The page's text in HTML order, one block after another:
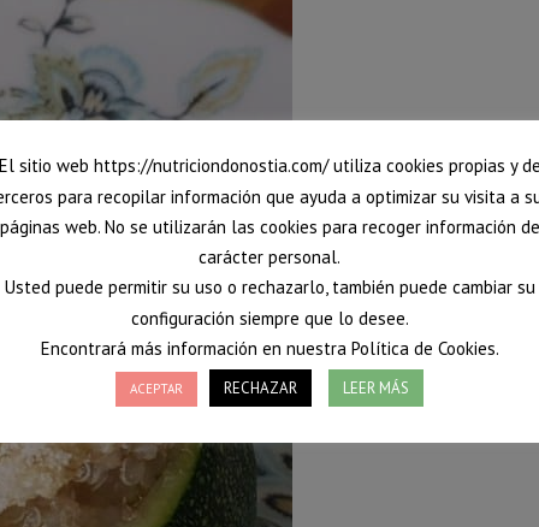
sitio web https://nutriciondonostia.com/ utiliza cookies propias y de
para recopilar información que ayuda a optimizar su visita a
páginas web. No se utilizarán las cookies para recoger información de
carácter personal.
Usted puede permitir su uso o rechazarlo, también puede cambiar su
configuración siempre que lo desee.
Encontrará más información en nuestra Política de Cookies.
ACEPTAR RECHAZAR LEER MÁS